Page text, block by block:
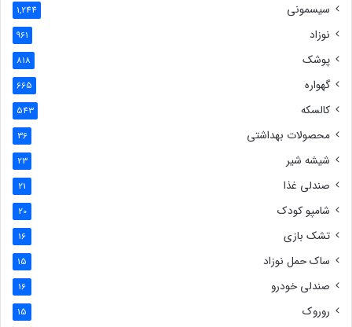
سیسمونی 1,244
نوزاد 961
پوشک 818
گهواره 665
کالسکه 543
محصولات بهداشتی 36
شیشه شیر 23
صندلی غذا 21
شامپو کودک 20
تشک بازی 16
ساک حمل نوزاد 15
صندلی خودرو 16
روروک 15